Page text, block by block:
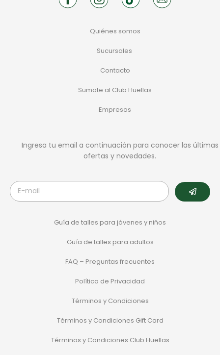
Quiénes somos
Sucursales
Contacto
Sumate al Club Huellas
Empresas
Ingresa tu email a continuación para conocer las últimas
ofertas y novedades.
Guía de talles para jóvenes y niños
Guía de talles para adultos
FAQ – Preguntas frecuentes
Política de Privacidad
Términos y Condiciones
Términos y Condiciones Gift Card
Términos y Condiciones Club Huellas